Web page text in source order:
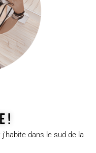
!
dans le sud de la